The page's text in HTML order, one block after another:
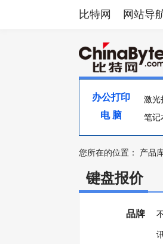
比特网 网站导
办公打印 激光
便携
电 脑 笔记
您所在的位置： 产品
键盘报价
品牌